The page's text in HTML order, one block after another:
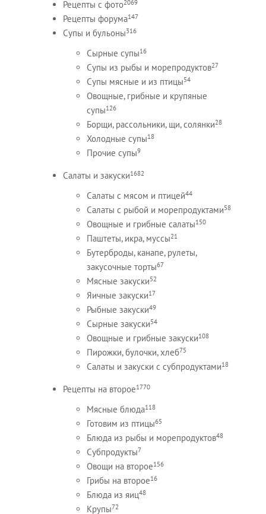
Рецепты c фото2069
Рецепты форума147
Супы и бульоны316
Сырные супы16
Супы из рыбы и морепродуктов27
Супы мясные и из птицы54
Овощные, грибные и крупяные
супы126
Борщи, рассольники, щи, солянки28
Холодные супы18
Прочие супы9
Салаты и закуски1682
Салаты с мясом и птицей44
Салаты с рыбой и морепродуктами58
Овощные и грибные салаты150
Паштеты, икра, муссы21
Бутерброды, канапе, рулеты,
закусочные торты67
Мясные закуски52
Яичные закуски17
Рыбные закуски49
Сырные закуски54
Овощные и грибные закуски108
Пирожки, булочки, хлеб75
Салаты и закуски с субпродуктами18
Рецепты на второе1770
Мясные блюда118
Готовим из птицы65
Блюда из рыбы и морепродуктов48
Субпродукты7
Овощи на второе156
Грибы на второе16
Блюда из яиц48
Крупы72